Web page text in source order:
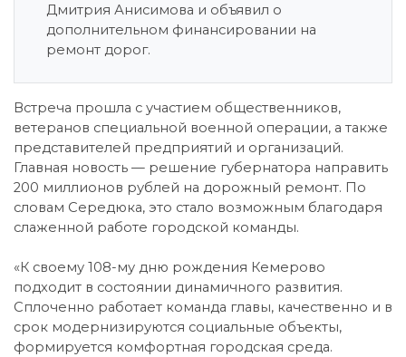
Дмитрия Анисимова и объявил о
дополнительном финансировании на
ремонт дорог.
Встреча прошла с участием общественников,
ветеранов специальной военной операции, а также
представителей предприятий и организаций.
Главная новость — решение губернатора направить
200 миллионов рублей на дорожный ремонт. По
словам Середюка, это стало возможным благодаря
слаженной работе городской команды.
«К своему 108-му дню рождения Кемерово
подходит в состоянии динамичного развития.
Сплоченно работает команда главы, качественно и в
срок модернизируются социальные объекты,
формируется комфортная городская среда.